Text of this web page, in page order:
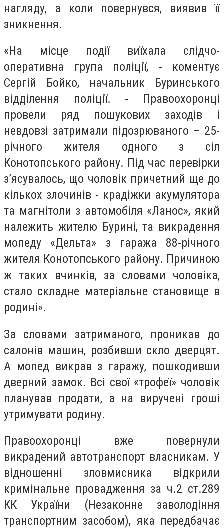
нагляду, а коли повернувся, виявив її
зникнення.
«На місце події виїхала слідчо-
оперативна група поліції, - коментує
Сергій Бойко, начальник Буринського
відділення поліції. - Правоохоронці
провели ряд пошукових заходів і
невдовзі затримали підозрюваного – 25-
річного жителя одного з сіл
Конотопського району. Під час перевірки
з’ясувалось, що чоловік причетний ще до
кількох злочинів - крадіжки акумулятора
та магнітоли з автомобіля «Ланос», який
належить жителю Бурині, та викрадення
мопеду «Дельта» з гаража 88-річного
жителя Конотопського району. Причиною
ж таких вчинків, за словами чоловіка,
стало складне матеріальне становище в
родині».
За словами затриманого, проникав до
салонів машин, розбивши скло дверцят.
А мопед викрав з гаражу, пошкодивши
дверний замок. Всі свої «трофеї» чоловік
планував продати, а на виручені гроші
утримувати родину.
Правоохоронці вже повернули
викрадений автотранспорт власникам. У
відношенні зловмисника відкрили
кримінальне провадження за ч.2 ст.289
КК України (Незаконне заволодіння
транспортним засобом), яка передбачає